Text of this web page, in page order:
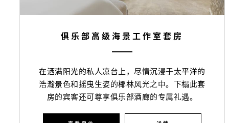
俱乐部高级海景工作室套房
在洒满阳光的私人凉台上，尽情沉浸于太平洋的
浩瀚景色和摇曳生姿的椰林风光之中。下榻此套
房的宾客还可尊享俱乐部酒廊的专属礼遇。